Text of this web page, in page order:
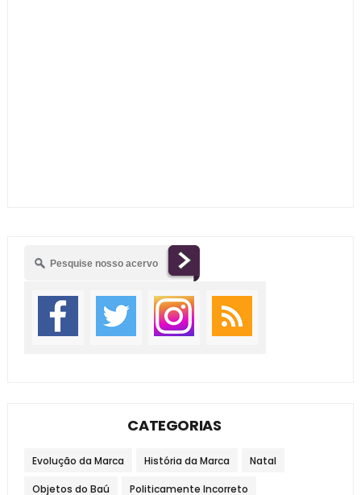
CATEGORIAS
Evolução da Marca História da Marca Natal
Objetos do Baú Politicamente Incorreto